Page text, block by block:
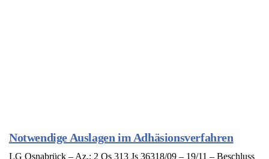
Notwendige Auslagen im Adhäsionsverfahren
LG Osnabrück – Az.: 2 Qs 313 Js 36318/09 – 19/11 – Beschluss